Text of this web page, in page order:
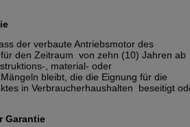
der verbaute Antriebsmotor des
den Zeitraum von zehn (10) Jahren ab
, material- oder
bleibt, die die Eignung für die
in Verbraucherhaushalten beseitigt
Garantie